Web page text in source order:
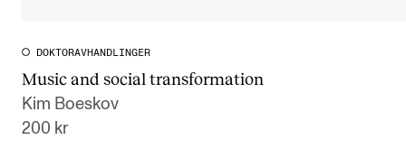
DOKTORAVHANDLINGER
Music and social transformation
Kim Boeskov
200 kr